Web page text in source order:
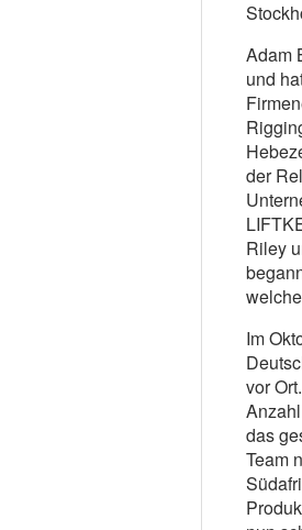
Adam
und
der
Riley
Im
vor
das
Team